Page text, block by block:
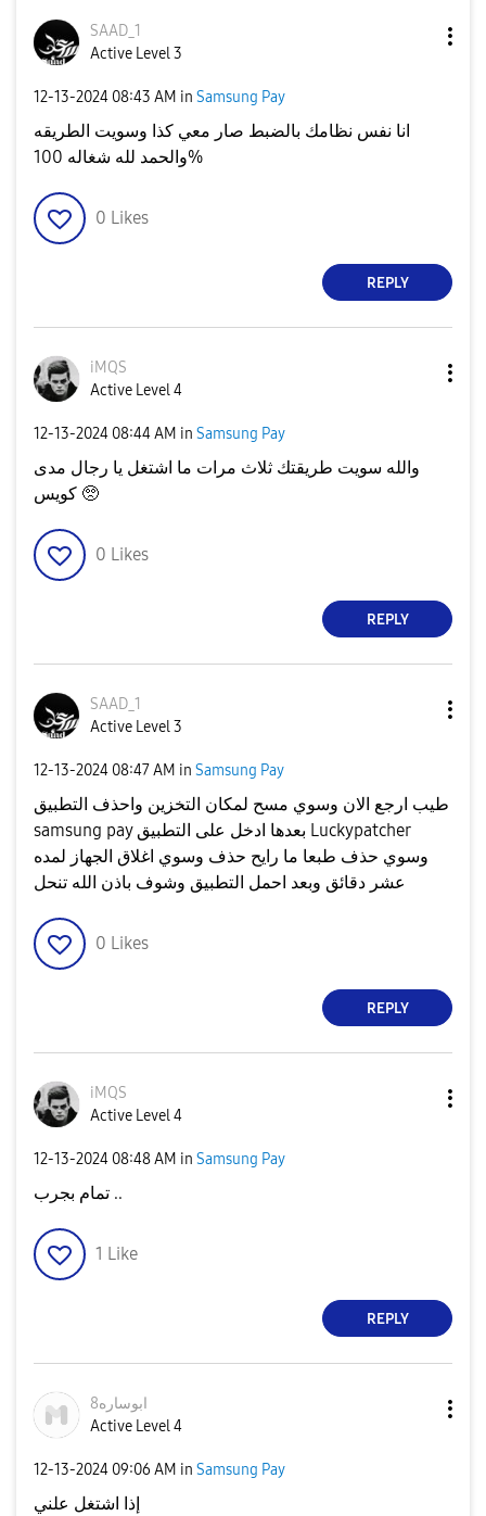
SAAD_1
Active Level 3
‎12-13-2024 08:43 AM in Samsung Pay
انا نفس نظامك بالضبط صار معي كذا وسويت الطريقه
والحمد لله شغاله 100%
0 Likes
REPLY
iMQS
Active Level 4
‎12-13-2024 08:44 AM in Samsung Pay
والله سويت طريقتك ثلاث مرات ما اشتغل يا رجال مدى
كويس 🥺
0 Likes
REPLY
SAAD_1
Active Level 3
‎12-13-2024 08:47 AM in Samsung Pay
طيب ارجع الان وسوي مسح لمكان التخزين واحذف التطبيق
samsung pay بعدها ادخل على التطبيق Luckypatcher
وسوي حذف طبعا ما رايح حذف وسوي اغلاق الجهاز لمده
عشر دقائق وبعد احمل التطبيق وشوف باذن الله تنحل
0 Likes
REPLY
iMQS
Active Level 4
‎12-13-2024 08:48 AM in Samsung Pay
تمام بجرب ..
1 Like
REPLY
ابوساره8
Active Level 4
‎12-13-2024 09:06 AM in Samsung Pay
إذا اشتغل علني